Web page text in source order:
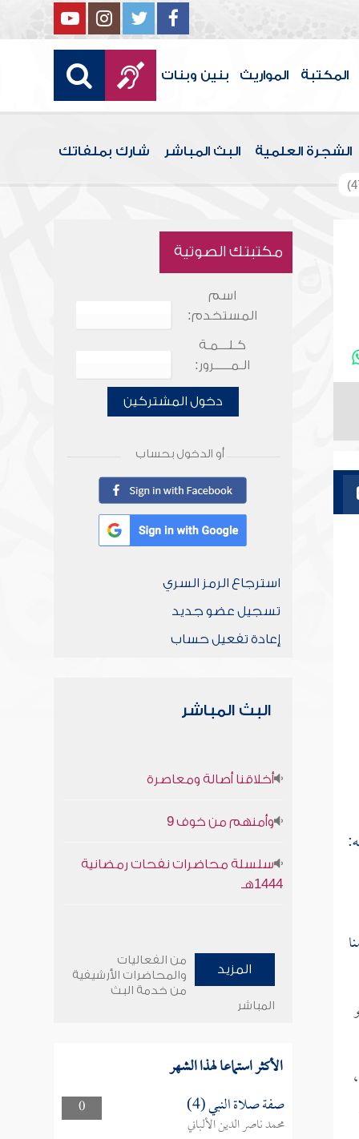
المكتبة المواريث بنين وبنات
الشجرة العلمية البث المباشر شارك بملفاتك
مكتبتك الصوتية
اسم
المستخدم:
كـلـــمـة
الـمـــــرور:
دخول المشتركين
أو الدخول بحساب
استرجاع الرمز السري
تسجيل عضو جديد
إعادة تفعيل حساب
البث المباشر
أخلاقنا أصالة ومعاصرة
وأمنهم من خوف 9
سلسلة محاضرات نفحات رمضانية
1444هـ
المزيد
من الفعاليات
والمحاضرات الأرشيفية
من خدمة البث
المباشر
الأكثر استماعا لهذا الشهر
0 صفة صلاة النبي (4)
محمد ناصر الدين الألباني